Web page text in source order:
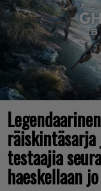
testaajia
haeskellaan jo